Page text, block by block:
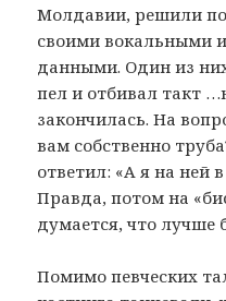
Молдавии, решили
своими вокальными
данными. Один из
пел и отбивал такт
закончилась. На
вам собственно
ответил: «А я на ней
Правда, потом на
думается, что лучше
Помимо певческих